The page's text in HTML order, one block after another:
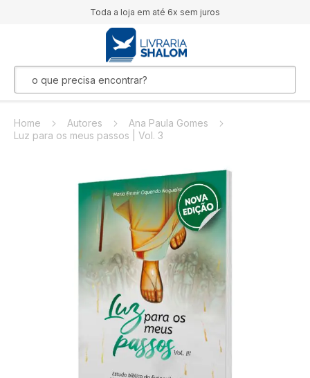
Toda a loja em até 6x sem juros
Home Autores
Ana Paula Gomes
Luz para os meus passos | Vol. 3